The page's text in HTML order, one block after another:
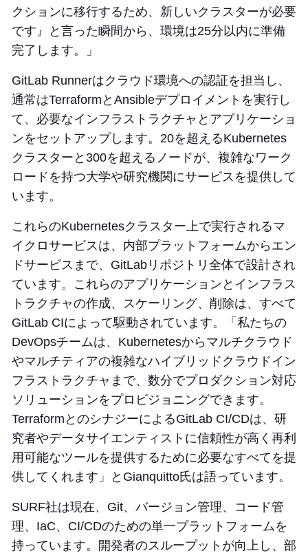
クションに移行するため、新しいクラスターが必要
です』と言った瞬間から、環境は25分以内に準備
完了します。」
GitLab Runnerはクラウド環境への認証を担当し、
通常はTerraformとAnsibleデプロイメントを実行し
て、必要なインフラストラクチャとアプリケーショ
ンをセットアップします。20を超えるKubernetes
クラスターと300を超えるノードが、複雑なワーク
ロードを持つ大学や研究機関にサービスを提供して
います。
これらのKubernetesクラスター上で実行されるマ
イクロサービスは、内部プラットフォームからエン
ドサービスまで、GitLabリポジトリ全体で設計され
ています。これらのアプリケーションとインフラス
トラクチャの作成、スケーリング、削除は、すべて
GitLab CIによって駆動されています。「私たちの
DevOpsチームは、Kubernetesからマルチクラウド
やマルチティアの複雑なハイブリッドクラウドイン
フラストラクチャまで、数分でプロダクション対応
ソリューションをプロビジョニングできます。
TerraformとのシナジーによるGitLab CI/CDは、研
究者やデータサイエンティストに信頼性が高く再利
用可能なツールを提供するために必要なすべてを提
供してくれます」とGianquitto氏は語っています。
SURF社は現在、Git、バージョン管理、コード管
理、IaC、CI/CDのための単一プラットフォームを
持っています。開発者のスループットが向上し、部